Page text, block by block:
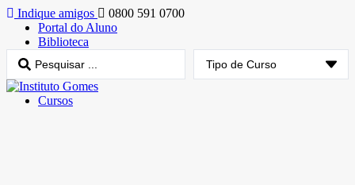
Indique amigos
0800 591 0700
Portal do Aluno
Biblioteca
Cursos